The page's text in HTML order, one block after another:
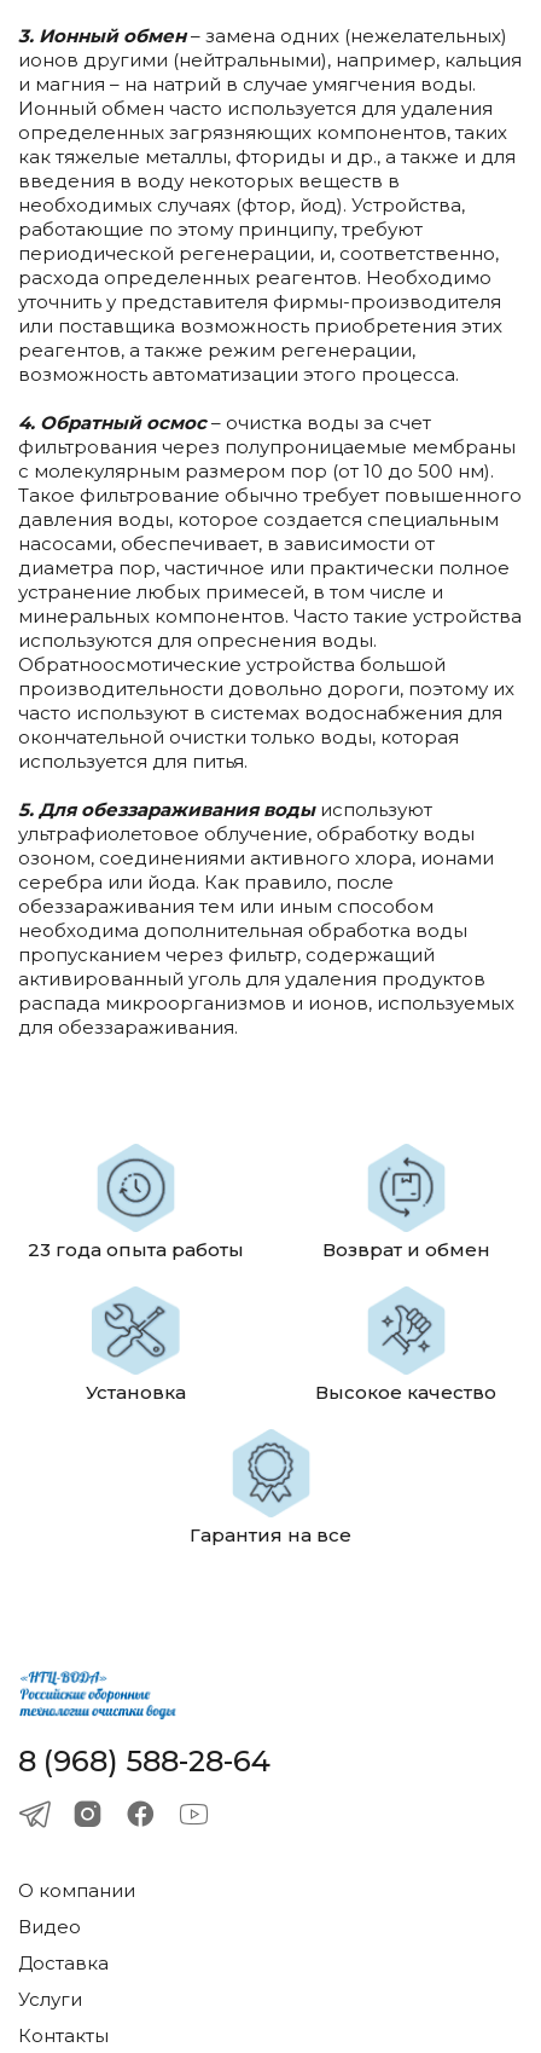
3. Ионный обмен– замена одних (нежелательных)
ионов другими (нейтральными), например, кальция
и магния – на натрий в случае умягчения воды.
Ионный обмен часто используется для удаления
определенных загрязняющих компонентов, таких
как тяжелые металлы, фториды и др., а также и для
введения в воду некоторых веществ в
необходимых случаях (фтор, йод). Устройства,
работающие по этому принципу, требуют
периодической регенерации, и, соответственно,
расхода определенных реагентов. Необходимо
уточнить у представителя фирмы-производителя
или поставщика возможность приобретения этих
реагентов, а также режим регенерации,
возможность автоматизации этого процесса.
4. Обратный осмос– очистка воды за счет
фильтрования через полупроницаемые мембраны
с молекулярным размером пор (от 10 до 500 нм).
Такое фильтрование обычно требует повышенного
давления воды, которое создается специальным
насосами, обеспечивает, в зависимости от
диаметра пор, частичное или практически полное
устранение любых примесей, в том числе и
минеральных компонентов. Часто такие устройства
используются для опреснения воды.
Обратноосмотические устройства большой
производительности довольно дороги, поэтому их
часто используют в системах водоснабжения для
окончательной очистки только воды, которая
используется для питья.
5. Для обеззараживания водыиспользуют
ультрафиолетовое облучение, обработку воды
озоном, соединениями активного хлора, ионами
серебра или йода. Как правило, после
обеззараживания тем или иным способом
необходима дополнительная обработка воды
пропусканием через фильтр, содержащий
активированный уголь для удаления продуктов
распада микроорганизмов и ионов, используемых
для обеззараживания.
23 года опыта работы Возврат и обмен
Установка Высокое качество
Гарантия на все
8 (968) 588-28-64
О компании
Видео
Доставка
Услуги
Контакты